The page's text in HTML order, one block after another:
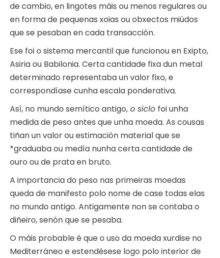
de cambio, en lingotes máis ou menos regulares ou
en forma de pequenas xoias ou obxectos miúdos
que se pesaban en cada transacción.
Ese foi o sistema mercantil que funcionou en Exipto,
Asiria ou Babilonia. Certa cantidade fixa dun metal
determinado representaba un valor fixo, e
correspondíase cunha escala ponderativa.
Así, no mundo semítico antigo, o siclo foi unha
medida de peso antes que unha moeda. As cousas
tiñan un valor ou estimación material que se
*graduaba ou medía nunha certa cantidade de
ouro ou de prata en bruto.
A importancia do peso nas primeiras moedas
queda de manifesto polo nome de case todas elas
no mundo antigo. Antigamente non se contaba o
diñeiro, senón que se pesaba.
O máis probable é que o uso da moeda xurdise no
Mediterráneo e estendésese logo polo interior de